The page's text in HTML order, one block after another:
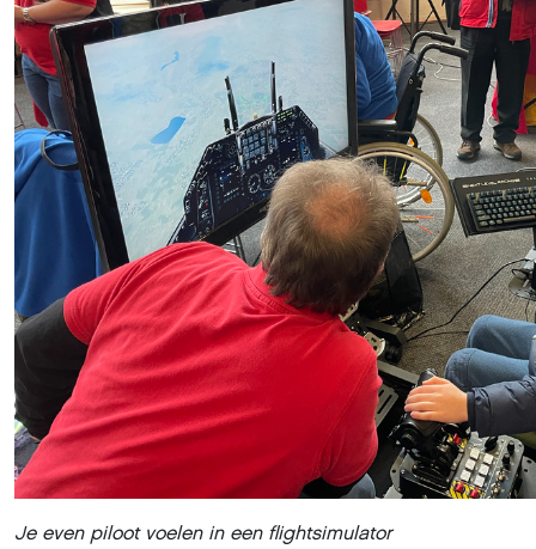
Je even piloot voelen in een flightsimulator